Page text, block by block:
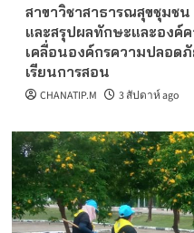
สาขาวิชาสาธารณสุขชุมช
และสรุปผลทักษะและองค์
เคลื่อนองค์กรความปลอด
เรียนการสอน
CHANATIP.M 3 สัปดาห์ ago